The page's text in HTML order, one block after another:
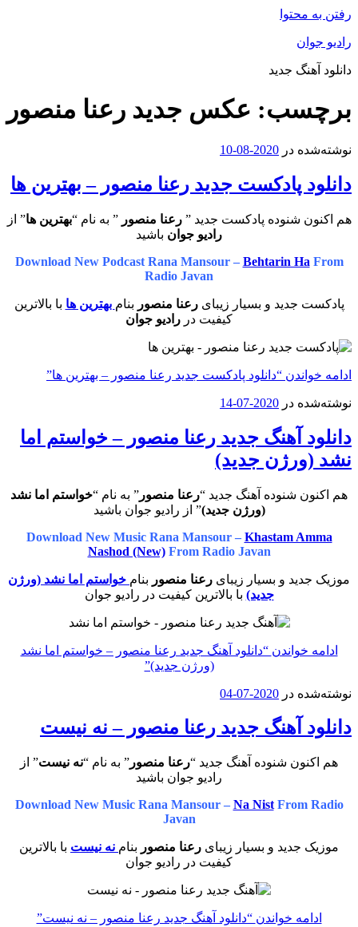
رفتن به محتوا
رادیو جوان
دانلود آهنگ جدید
برچسب: عکس جدید رعنا منصور
نوشته‌شده در 2020-08-10
دانلود پادکست جدید رعنا منصور – بهترین ها
هم اکنون شنوده پادکست جدید ”رعنا منصور” به نام “بهترین ها” از
رادیو جوان باشید
Download New Podcast Rana Mansour – Behtarin Ha From
Radio Javan
پادکست جدید و بسیار زیبایرعنا منصور بنام بهترین ها با بالاترین
کیفیت در رادیو جوان
ادامه خواندن “دانلود پادکست جدید رعنا منصور – بهترین ها”
نوشته‌شده در 2020-07-14
دانلود آهنگ جدید رعنا منصور – خواستم اما
نشد (ورژن جدید)
هم اکنون شنوده آهنگ جدید “رعنا منصور ” به نام “خواستم اما نشد
(ورژن جدید)” از رادیو جوان باشید
Download New Music Rana Mansour – Khastam Amma
Nashod (New)From Radio Javan
موزیک جدید و بسیار زیبای رعنا منصور بنام خواستم اما نشد (ورژن
جدید) با بالاترین کیفیت در رادیو جوان
ادامه خواندن “دانلود آهنگ جدید رعنا منصور – خواستم اما نشد
(ورژن جدید)”
نوشته‌شده در 2020-07-04
دانلود آهنگ جدید رعنا منصور – نه نیست
هم اکنون شنوده آهنگ جدید “رعنا منصور ” به نام “نه نیست” از
رادیو جوان باشید
Download New Music Rana Mansour – Na NistFrom Radio
Javan
موزیک جدید و بسیار زیبای رعنا منصور بنام نه نیست با بالاترین
کیفیت در رادیو جوان
ادامه خواندن “دانلود آهنگ جدید رعنا منصور – نه نیست”